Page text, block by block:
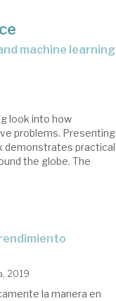
look into how
problems. Presenting
demonstrates practical
the globe. The
2019
la manera en